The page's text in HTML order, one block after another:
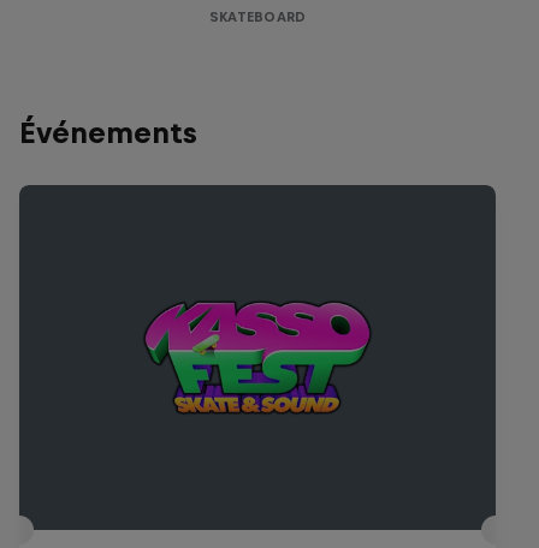
SKATEBOARD
Événements